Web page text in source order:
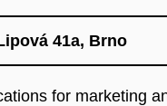
41a, Brno
for marketing